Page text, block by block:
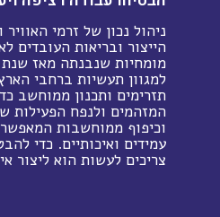
ניהול נכון של זרמי
הייצור ובריאות העובדים
למגוון תעשיות ברחבי
תזרימים ותכנון ממוחשב
המזהמים ולנפח הפעילות
וכיפוף ממוחשבות
עמידים ואיכותיים. כדי
צריכים לעשות הוא ליצור